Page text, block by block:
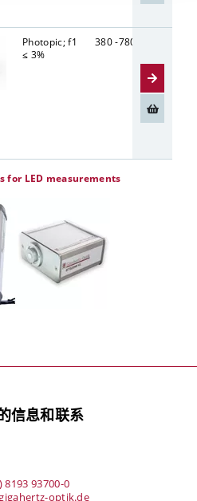
Photopic; f1
≤ 3%
380 -780
for LED measurements
信息和联系
8193 93700-0
optik.de